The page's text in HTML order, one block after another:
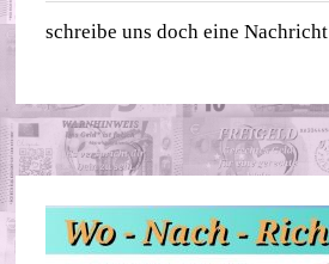
schreibe uns doch eine Nachricht